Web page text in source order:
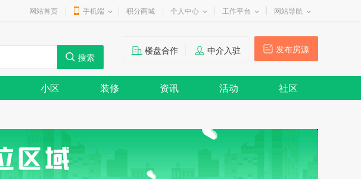
网站首页 手机端 积分商城 个人中心 工作平台 网站导航
发布房源
楼盘合作 中介入驻
小区 装修 资讯 活动 社区